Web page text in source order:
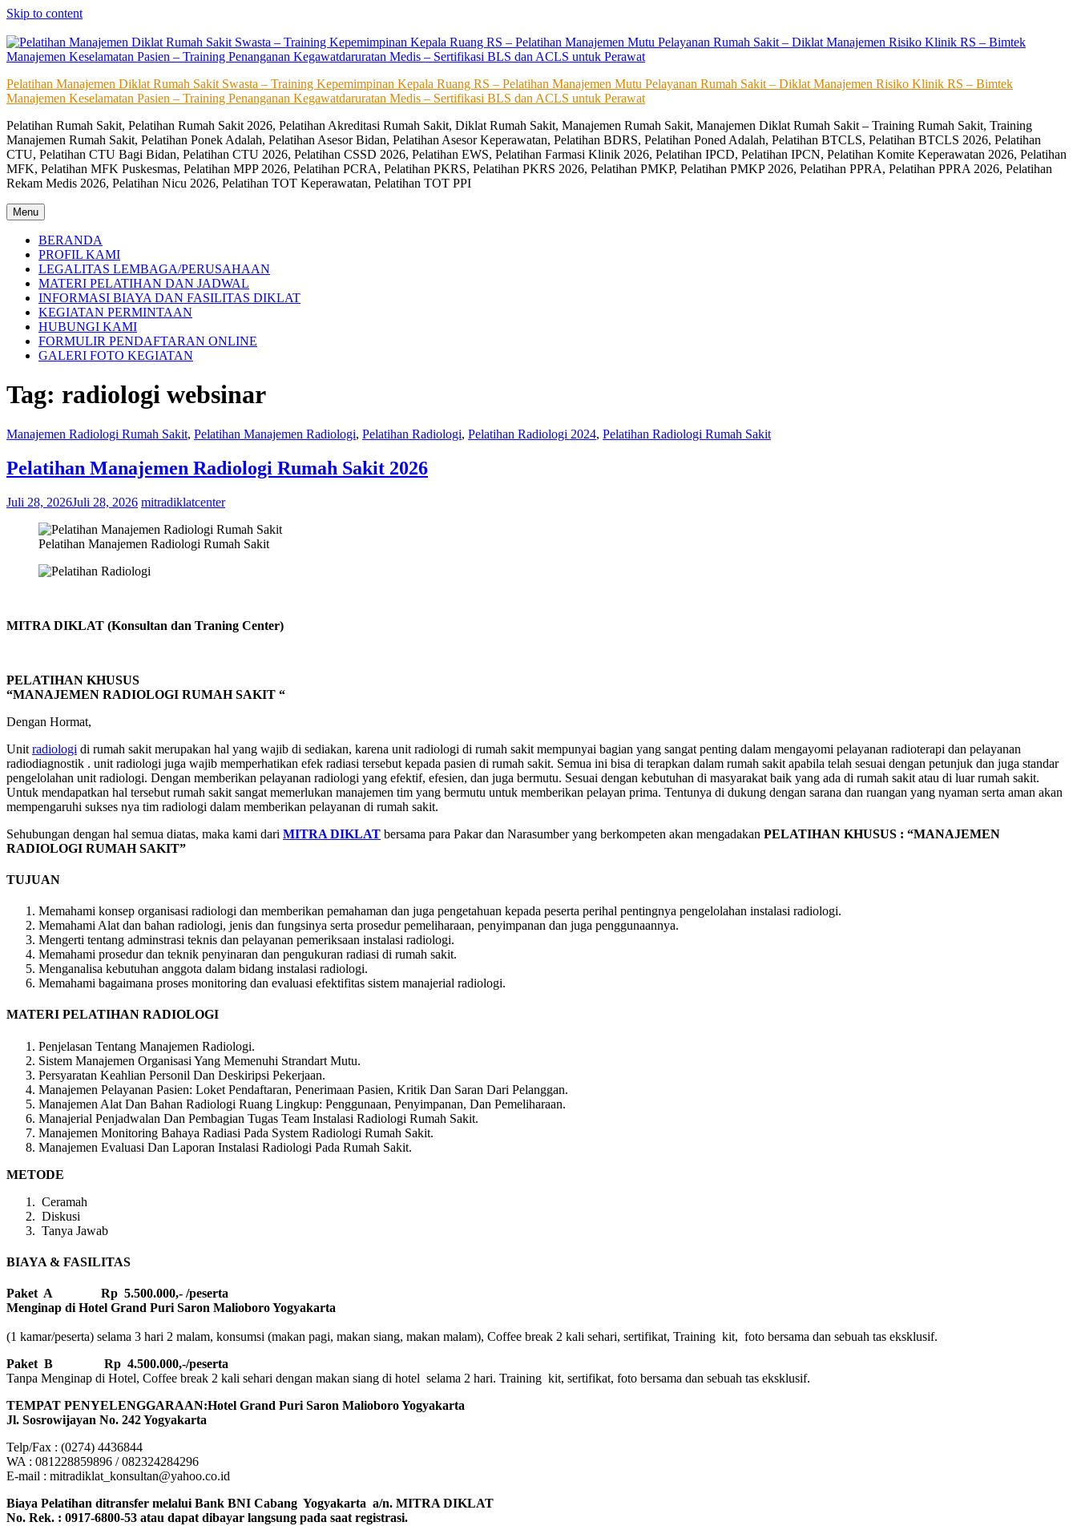
Skip to content
Pelatihan Manajemen Diklat Rumah Sakit Swasta – Training Kepemimpinan Kepala Ruang RS – Pelatihan Manajemen Mutu Pelayanan Rumah Sakit – Diklat Manajemen Risiko Klinik RS – Bimtek
Manajemen Keselamatan Pasien – Training Penanganan Kegawatdaruratan Medis – Sertifikasi BLS dan ACLS untuk Perawat
Pelatihan Rumah Sakit, Pelatihan Rumah Sakit 2026, Pelatihan Akreditasi Rumah Sakit, Diklat Rumah Sakit, Manajemen Rumah Sakit, Manajemen Diklat Rumah Sakit – Training Rumah Sakit, Training
Manajemen Rumah Sakit, Pelatihan Ponek Adalah, Pelatihan Asesor Bidan, Pelatihan Asesor Keperawatan, Pelatihan BDRS, Pelatihan Poned Adalah, Pelatihan BTCLS, Pelatihan BTCLS 2026, Pelatihan
CTU, Pelatihan CTU Bagi Bidan, Pelatihan CTU 2026, Pelatihan CSSD 2026, Pelatihan EWS, Pelatihan Farmasi Klinik 2026, Pelatihan IPCD, Pelatihan IPCN, Pelatihan Komite Keperawatan 2026, Pelatihan
MFK, Pelatihan MFK Puskesmas, Pelatihan MPP 2026, Pelatihan PCRA, Pelatihan PKRS, Pelatihan PKRS 2026, Pelatihan PMKP, Pelatihan PMKP 2026, Pelatihan PPRA, Pelatihan PPRA 2026, Pelatihan
Rekam Medis 2026, Pelatihan Nicu 2026, Pelatihan TOT Keperawatan, Pelatihan TOT PPI
Menu
BERANDA
PROFIL KAMI
LEGALITAS LEMBAGA/PERUSAHAAN
MATERI PELATIHAN DAN JADWAL
INFORMASI BIAYA DAN FASILITAS DIKLAT
KEGIATAN PERMINTAAN
HUBUNGI KAMI
FORMULIR PENDAFTARAN ONLINE
GALERI FOTO KEGIATAN
Tag: radiologi websinar
Manajemen Radiologi Rumah Sakit, Pelatihan Manajemen Radiologi, Pelatihan Radiologi, Pelatihan Radiologi 2024, Pelatihan Radiologi Rumah Sakit
Pelatihan Manajemen Radiologi Rumah Sakit 2026
Juli 28, 2026Juli 28, 2026 mitradiklatcenter
Pelatihan Manajemen Radiologi Rumah Sakit
MITRA DIKLAT (Konsultan dan Traning Center)
PELATIHAN KHUSUS
“MANAJEMEN RADIOLOGI RUMAH SAKIT “
Dengan Hormat,
Unit radiologi di rumah sakit merupakan hal yang wajib di sediakan, karena unit radiologi di rumah sakit mempunyai bagian yang sangat penting dalam mengayomi pelayanan radioterapi dan pelayanan
radiodiagnostik . unit radiologi juga wajib memperhatikan efek radiasi tersebut kepada pasien di rumah sakit. Semua ini bisa di terapkan dalam rumah sakit apabila telah sesuai dengan petunjuk dan juga standar
pengelolahan unit radiologi. Dengan memberikan pelayanan radiologi yang efektif, efesien, dan juga bermutu. Sesuai dengan kebutuhan di masyarakat baik yang ada di rumah sakit atau di luar rumah sakit.
Untuk mendapatkan hal tersebut rumah sakit sangat memerlukan manajemen tim yang bermutu untuk memberikan pelayan prima. Tentunya di dukung dengan sarana dan ruangan yang nyaman serta aman akan
mempengaruhi sukses nya tim radiologi dalam memberikan pelayanan di rumah sakit.
Sehubungan dengan hal semua diatas, maka kami dari MITRA DIKLAT bersama para Pakar dan Narasumber yang berkompeten akan mengadakan PELATIHAN KHUSUS : “MANAJEMEN
RADIOLOGI RUMAH SAKIT”
TUJUAN
Memahami konsep organisasi radiologi dan memberikan pemahaman dan juga pengetahuan kepada peserta perihal pentingnya pengelolahan instalasi radiologi.
Memahami Alat dan bahan radiologi, jenis dan fungsinya serta prosedur pemeliharaan, penyimpanan dan juga penggunaannya.
Mengerti tentang adminstrasi teknis dan pelayanan pemeriksaan instalasi radiologi.
Memahami prosedur dan teknik penyinaran dan pengukuran radiasi di rumah sakit.
Menganalisa kebutuhan anggota dalam bidang instalasi radiologi.
Memahami bagaimana proses monitoring dan evaluasi efektifitas sistem manajerial radiologi.
MATERI PELATIHAN RADIOLOGI
Penjelasan Tentang Manajemen Radiologi.
Sistem Manajemen Organisasi Yang Memenuhi Strandart Mutu.
Persyaratan Keahlian Personil Dan Deskiripsi Pekerjaan.
Manajemen Pelayanan Pasien: Loket Pendaftaran, Penerimaan Pasien, Kritik Dan Saran Dari Pelanggan.
Manajemen Alat Dan Bahan Radiologi Ruang Lingkup: Penggunaan, Penyimpanan, Dan Pemeliharaan.
Manajerial Penjadwalan Dan Pembagian Tugas Team Instalasi Radiologi Rumah Sakit.
Manajemen Monitoring Bahaya Radiasi Pada System Radiologi Rumah Sakit.
Manajemen Evaluasi Dan Laporan Instalasi Radiologi Pada Rumah Sakit.
METODE
Ceramah
Diskusi
Tanya Jawab
BIAYA & FASILITAS
Paket A Rp 5.500.000,- /peserta
Menginap di Hotel Grand Puri Saron Malioboro Yogyakarta
(1 kamar/peserta) selama 3 hari 2 malam, konsumsi (makan pagi, makan siang, makan malam), Coffee break 2 kali sehari, sertifikat, Training kit, foto bersama dan sebuah tas eksklusif.
Paket B
Rp 4.500.000,-/peserta
Tanpa Menginap di Hotel, Coffee break 2 kali sehari dengan makan siang di hotel selama 2 hari. Training kit, sertifikat, foto bersama dan sebuah tas eksklusif.
TEMPAT PENYELENGGARAAN:Hotel Grand Puri Saron Malioboro Yogyakarta
Jl. Sosrowijayan No. 242 Yogyakarta
Telp/Fax : (0274) 4436844
WA : 081228859896 / 082324284296
E-mail : mitradiklat_konsultan@yahoo.co.id
Biaya Pelatihan ditransfer melalui Bank BNI Cabang Yogyakarta a/n. MITRA DIKLAT
No. Rek. : 0917-6800-53 atau dapat dibayar langsung pada saat registrasi.